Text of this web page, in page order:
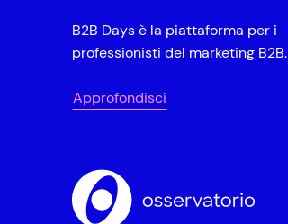
B2B Days è la piattaforma per i
professionisti del marketing B2B.
Approfondisci